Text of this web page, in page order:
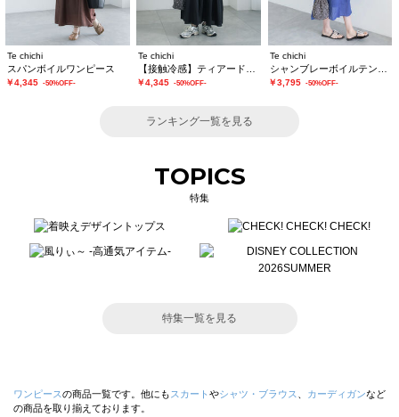
Te chichi
スパンボイルワンピース
￥4,345 -50%OFF-
Te chichi
￥4,345 -50%OFF-
Te chichi
￥3,795 -50%OFF-
ランキング一覧を見る
TOPICS
特集
特集一覧を見る
ワンピースの商品一覧です。他にも スカート やシャツ・ブラウス カーディガンなど
の商品を取り揃えております。